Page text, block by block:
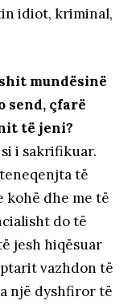
idiot, kriminal,
mundësinë
send, çfarë
të jeni?
i sakrifikuar.
të
dhe me të
do të
jesh hiqësuar
vazhdon të
një dyshfiror të